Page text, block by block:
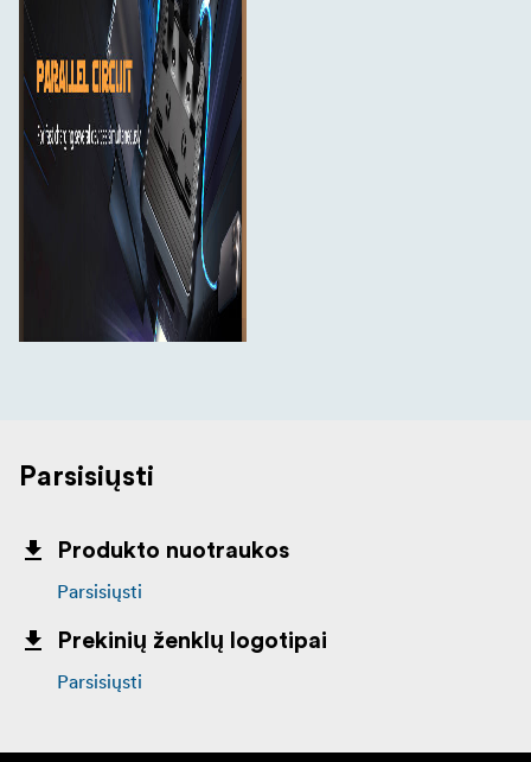
Parsisiųsti
Produkto nuotraukos
Parsisiųsti
Prekinių ženklų logotipai
Parsisiųsti